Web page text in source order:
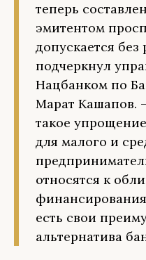
теперь
эмитентом
допускается
подчеркнул
Нацбанком по
Марат Кашапов.
такое
для малого и
относятся к
есть свои
альтернатива